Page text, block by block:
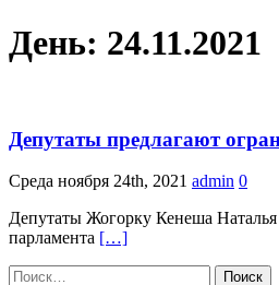
День: 24.11.2021
Депутаты предлагают
Среда ноября 24th, 2021 admin 0
Депутаты Жогорку Кенеша
парламента […]
Найти: